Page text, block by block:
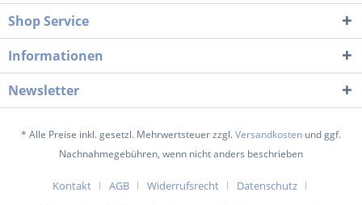
Shop Service
Informationen
Newsletter
* Alle Preise inkl. gesetzl. Mehrwertsteuer zzgl.Versandkosten und ggf.
Nachnahmegebühren, wenn nicht anders beschrieben
Kontakt AGB Widerrufsrecht
Datenschutz